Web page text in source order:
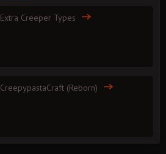
Extra Creeper Types
CreepypastaCraft (Reborn)